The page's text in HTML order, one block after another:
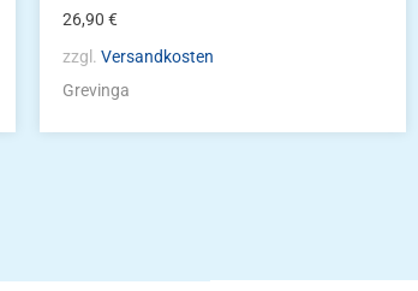
26,90€
zzgl.Versandkosten
Grevinga